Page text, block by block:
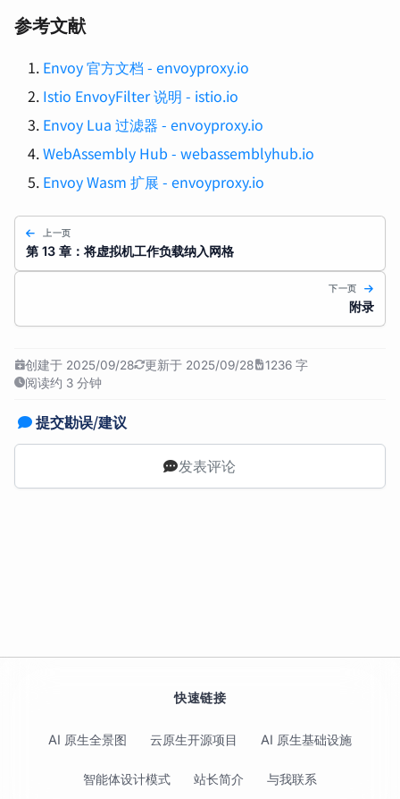
参考文献
Envoy 官方文档 - envoyproxy.io
Istio EnvoyFilter 说明 - istio.io
Envoy Lua 过滤器 - envoyproxy.io
WebAssembly Hub - webassemblyhub.io
Envoy Wasm 扩展 - envoyproxy.io
上一页
第 13 章：将虚拟机工作负载纳入网格
下一页
附录
创建于 2025/09/28 更新于 2025/09/28
1236 字
阅读约 3 分钟
提交勘误/建议
发表评论
快速链接
AI 原生全景图 云原生开源项目 AI 原生基础设施
智能体设计模式 站长简介 与我联系